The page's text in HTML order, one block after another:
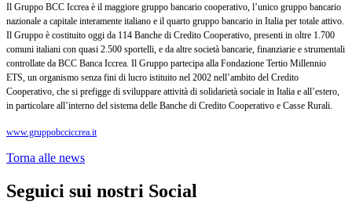
Il Gruppo BCC Iccrea è il maggiore gruppo bancario cooperativo, l’unico gruppo bancario
nazionale a capitale interamente italiano e il quarto gruppo bancario in Italia per totale attivo.
Il Gruppo è costituito oggi da 114 Banche di Credito Cooperativo, presenti in oltre 1.700
comuni italiani con quasi 2.500 sportelli, e da altre società bancarie, finanziarie e strumentali
controllate da BCC Banca Iccrea. Il Gruppo partecipa alla Fondazione Tertio Millennio
ETS, un organismo senza fini di lucro istituito nel 2002 nell’ambito del Credito
Cooperativo, che si prefigge di sviluppare attività di solidarietà sociale in Italia e all’estero,
in particolare all’interno del sistema delle Banche di Credito Cooperativo e Casse Rurali.
www.gruppobcciccrea.it
Torna alle news
Seguici sui nostri Social